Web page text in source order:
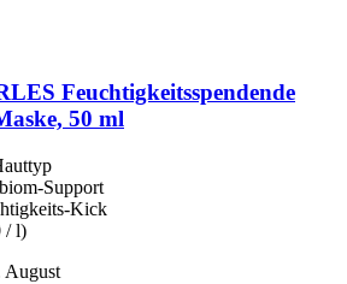
Feuchtigkeitsspendende
50 ml
Support
Kick
/ l)
August